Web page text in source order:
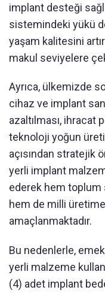
implant desteği
sistemindeki yükü
yaşam kalitesini
makul seviyelere
Ayrıca, ülkemizde
cihaz ve implant
azaltılması,
teknoloji yoğun
açısından stratejik
yerli implant
ederek hem toplum
hem de milli üretime
amaçlanmaktadır.
Bu nedenlerle,
yerli malzeme
(4) adet implant